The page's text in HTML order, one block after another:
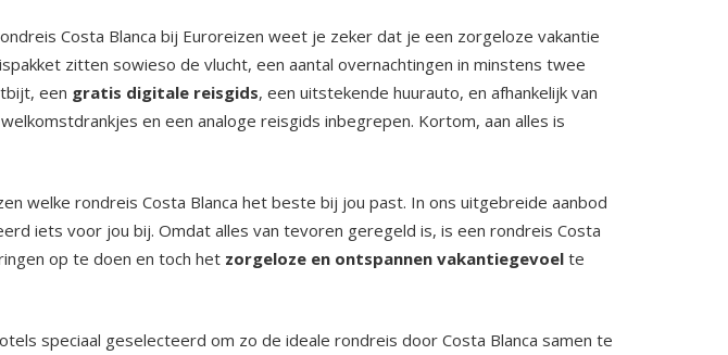
Costa Blanca bij Euroreizen weet je zeker dat je een zorgeloze vakantie
zitten sowieso de vlucht, een aantal overnachtingen in minstens twee
een gratis digitale reisgids, een uitstekende huurauto, en afhankelijk van
en een analoge reisgids inbegrepen. Kortom, aan alles is
welke rondreis Costa Blanca het beste bij jou past. In ons uitgebreide aanbod
iets voor jou bij. Omdat alles van tevoren geregeld is, is een rondreis Costa
op te doen en toch het zorgeloze en ontspannen vakantiegevoel te
speciaal geselecteerd om zo de ideale rondreis door Costa Blanca samen te